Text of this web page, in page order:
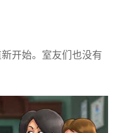
开始。室友们也没有